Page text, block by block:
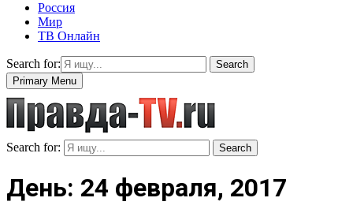
Россия
Мир
ТВ Онлайн
Search for:
Search
Primary Menu
Search for: Search
День: 24 февраля, 2017